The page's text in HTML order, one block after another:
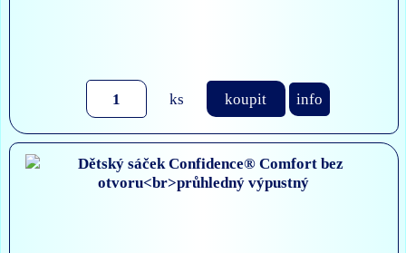
ks koupit info